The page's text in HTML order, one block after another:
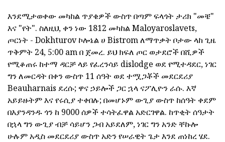
እንደሚታወቀው መካከል ጥያቄዎች ውስጥ በጣም ፍላጎት ታሪክ "መቼ"
እና "የት". ስለዚህ, ቀን ነው 1812 መካከል Maloyaroslavets,
ጦርነት - Dokhturov ኮሎኔል ሀ Bistrom ለማጥቃት ቦታው ላከ ጊዜ
ጥቅምት 24, 5:00 am በ ጀመረ. ይህ ክፍለ ጦር ወታደሮች በሺዎች
የሚቆጠሩ ከተማ ዳርቻ ላይ የፈረንሳይ dislodge ወደ የሚተዳደር, ነገር
ግን ለመርዳት በቀን ውስጥ 11 ሰዓት ወደ ተሟጋቾች መደርደሪያ
Beauharnais ደረሱ; ዋና ኃይሎች ጋር ኋላ ናፖሊዮን ራሱ. እኛ
አይይዙትም እና የሩሲያ ተቀበሉ; በመሆኑም ውጊያ ውስጥ ከሰዓት ቀደም
በእያንዳንዱ ጎን ከ 9000 ሰዎች ተሳትፈዋል አድርገዋል. ከጥቂት ሰዓታት
በኋላ ግን ውጊያ ብቻ ሳይሆን ጋብ አይደለም, ነገር ግን አንድ ቸኩሎ
ሁሉም አዲስ መደርደሪያ ውስጥ አድን የሠራዊት ጌታ እንደ ጠነከረ ሄደ.